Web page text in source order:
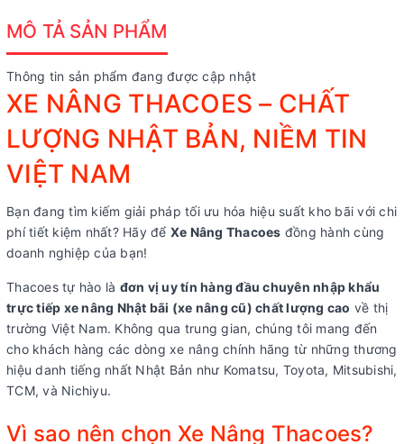
MÔ TẢ SẢN PHẨM
Thông tin sản phẩm đang được cập nhật
XE NÂNG THACOES – CHẤT
LƯỢNG NHẬT BẢN, NIỀM TIN
VIỆT NAM
Bạn đang tìm kiếm giải pháp tối ưu hóa hiệu suất kho bãi với chi
phí tiết kiệm nhất? Hãy để Xe Nâng Thacoes đồng hành cùng
doanh nghiệp của bạn!
Thacoes tự hào là đơn vị uy tín hàng đầu chuyên nhập khẩu
trực tiếp xe nâng Nhật bãi (xe nâng cũ) chất lượng cao về thị
trường Việt Nam. Không qua trung gian, chúng tôi mang đến
cho khách hàng các dòng xe nâng chính hãng từ những thương
hiệu danh tiếng nhất Nhật Bản như Komatsu, Toyota, Mitsubishi,
TCM, và Nichiyu.
Vì sao nên chọn Xe Nâng Thacoes?